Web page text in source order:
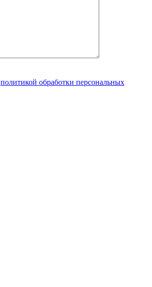
политикой обработки персональных